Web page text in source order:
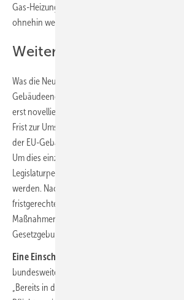
Gas-Heizungen nur noch eine kleine Rolle
ohnehin weiter abnimmt.
Weitere GEG-Novellen
Was die Neufassung in jedem Fall bedeutet: Das
Gebäudeenergiegesetz wird in den nächsten
erst novellierten oder ergänzten Bereichen
Frist zur Umsetzung beträgt nach dem
der EU-Gebäuderichtlinie bei den wesentlichen
Um dies einzuhalten, muss die Novellierung
Legislaturperiode erfolgen oder zumindest sehr
werden. Nach einer Bundestagswahl im
fristgerechte Umsetzung mit ausreichender
Maßnahmen zur Umsetzung in der Öffentlichkeit
Gesetzgebungsverfahren kaum möglich.
Eine Einschätzung von Stefan Bolln
bundesweiten Interessenvertretung für
„Bereits in den Verhandlungen war erkennbar,